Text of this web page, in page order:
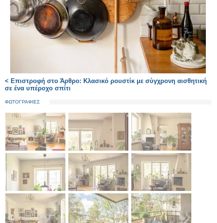
< Επιστροφή στο Άρθρο: Κλασικό ρουστίκ με σύγχρονη αισθητική
σε ένα υπέροχο σπίτι
ΦΩΤΟΓΡΑΦΙΕΣ